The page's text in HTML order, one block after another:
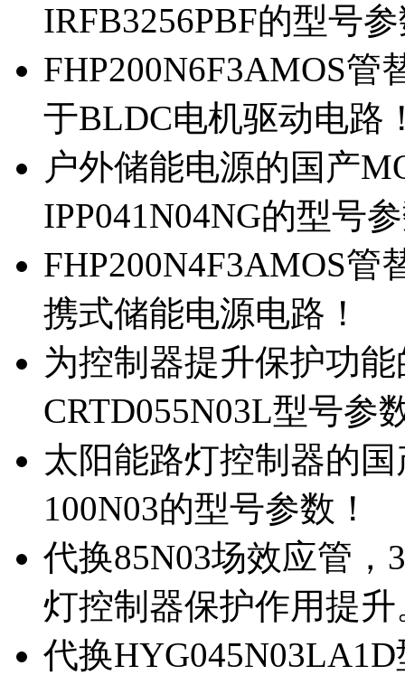
IRFB3256PBF的型号
FHP200N6F3AMOS管
于BLDC电机驱动电路
户外储能电源的国产
IPP041N04NG的型号
FHP200N4F3AMOS管
携式储能电源电路！
为控制器提升保护功
CRTD055N03L型号参
太阳能路灯控制器的
100N03的型号参数！
代换85N03场效应管
灯控制器保护作用提升
代换